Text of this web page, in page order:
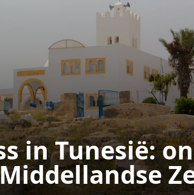
in Tunesië: